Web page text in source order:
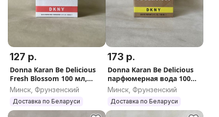
127 р.
Donna Karan Be Delicious
Fresh Blossom 100 мл,
оригинал (Донна Каран
Би Делишес Фреш
Блоссом)
Минск, Фрунзенский
Доставка по Беларуси
173 р.
Donna Karan Be Delicious
парфюмерная вода 100
мл, оригинал, Италия
Минск, Фрунзенский
Доставка по Беларуси